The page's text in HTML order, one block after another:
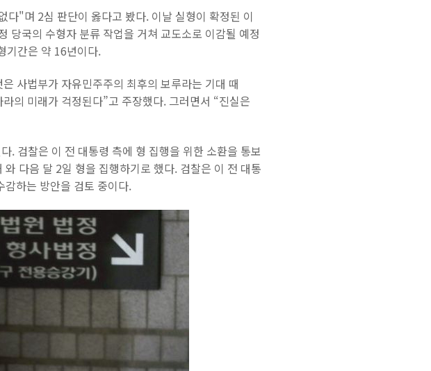
"며 2심 판단이 옳다고 봤다. 이날 실형이 확정된 이
당국의 수형자 분류 작업을 거쳐 교도소로 이감될 예정
기간은 약 16년이다.
사법부가 자유민주주의 최후의 보루라는 기대 때
의 미래가 걱정된다”고 주장했다. 그러면서 “진실은
. 검찰은 이 전 대통령 측에 형 집행을 위한 소환을 통보
다음 달 2일 형을 집행하기로 했다. 검찰은 이 전 대통
하는 방안을 검토 중이다.